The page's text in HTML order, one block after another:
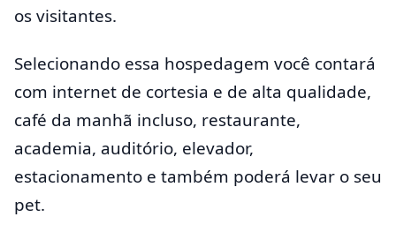
os visitantes.
Selecionando essa hospedagem você contará
com internet de cortesia e de alta qualidade,
café da manhã incluso, restaurante,
academia, auditório, elevador,
estacionamento e também poderá levar o seu
pet.